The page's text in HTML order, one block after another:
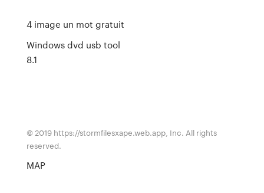
4 image un mot gratuit
Windows dvd usb tool
8.1
© 2019 https://stormfilesxape.web.app, Inc. All rights
reserved.
MAP